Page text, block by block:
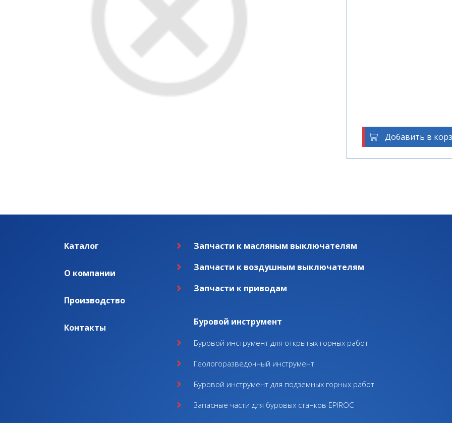
Добавить в
Каталог
О компании
Производство
Контакты
Запчасти к масляным выключателям
Запчасти к воздушным выключателям
Запчасти к приводам
Буровой инструмент
Буровой инструмент для открытых горных работ
Геологоразведочный инструмент
Буровой инструмент для подземных горных работ
Запасные части для буровых станков EPIROC